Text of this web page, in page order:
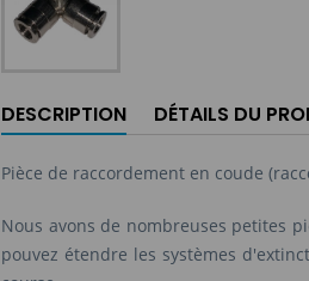
DESCRIPTION DÉTAILS DU
Pièce de raccordement en coude
Nous avons de nombreuses petites
pouvez étendre les systèmes